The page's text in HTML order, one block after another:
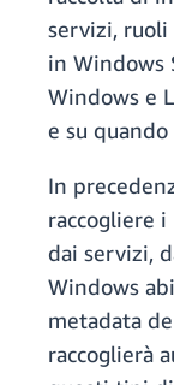
servizi,
in Windows
Windows e
e su
In
raccogliere
dai servizi,
Windows
metadata
raccoglierà